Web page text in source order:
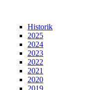
Historik
2025
2024
2023
2022
2021
2020